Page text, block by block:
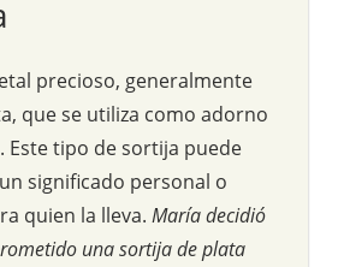
precioso, generalmente
que se utiliza como adorno
Este tipo de sortija puede
significado personal o
quien la lleva. María decidió
una sortija de plata